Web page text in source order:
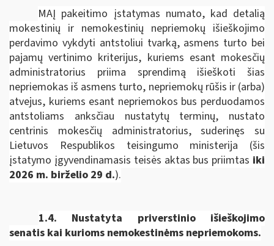
MAĮ pakeitimo įstatymas numato, kad detalią
mokestinių ir nemokestinių nepriemokų išieškojimo
perdavimo vykdyti antstoliui tvarką, asmens turto bei
pajamų vertinimo kriterijus, kuriems esant mokesčių
administratorius priima sprendimą išieškoti šias
nepriemokas iš asmens turto, nepriemokų rūšis ir (arba)
atvejus, kuriems esant nepriemokos bus perduodamos
antstoliams anksčiau nustatytų terminų, nustato
centrinis mokesčių administratorius, suderinęs su
Lietuvos Respublikos teisingumo ministerija
(šis
įstatymo įgyvendinamasis teisės aktas bus priimtas iki
2026 m. birželio 29 d.).
1.4. Nustatyta priverstinio išieškojimo
senatis kai kurioms nemokestinėms nepriemokoms.